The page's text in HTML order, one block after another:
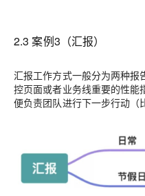
2.3 案例3（汇报）
汇报工作方式一般分为两种报
控页面或者业务线重要的性能
便负责团队进行下一步行动（